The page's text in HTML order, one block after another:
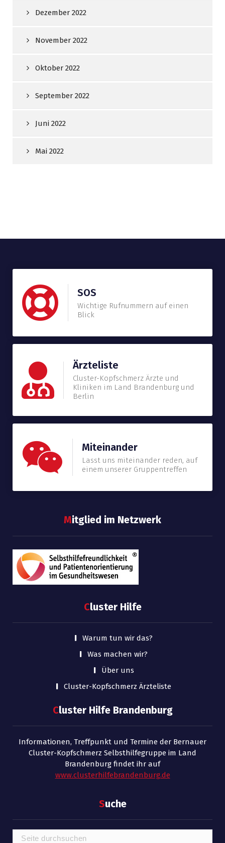
Dezember 2022
November 2022
Oktober 2022
September 2022
Juni 2022
Mai 2022
SOS
Wichtige Rufnummern auf einen
Blick
Ärzteliste
Cluster-Kopfschmerz Ärzte und
Kliniken im Land Brandenburg und
Berlin
Miteinander
Lasst uns miteinander reden, auf
einem unserer Gruppentreffen
Mitglied im Netzwerk
Cluster Hilfe
Warum tun wir das?
Was machen wir?
Über uns
Cluster-Kopfschmerz Ärzteliste
Cluster Hilfe Brandenburg
Informationen, Treffpunkt und Termine der Bernauer
Cluster-Kopfschmerz Selbsthilfegruppe im Land
Brandenburg findet ihr auf
www.clusterhilfebrandenburg.de
Suche